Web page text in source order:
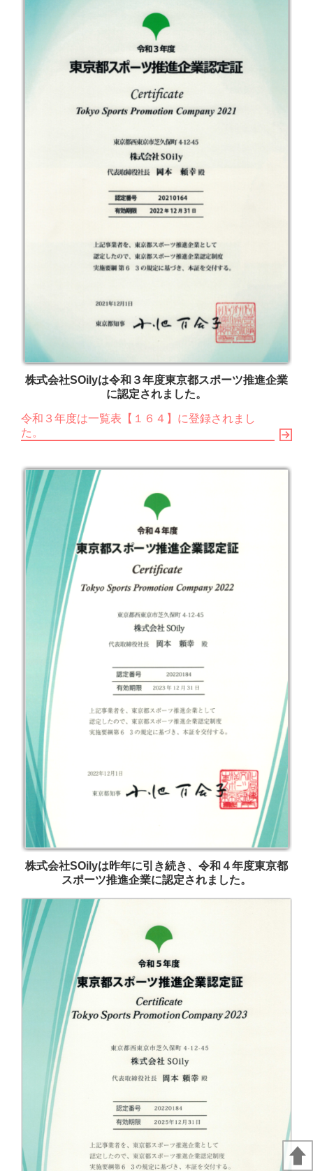
株式会社SOilyは令和３年度東京都スポーツ推進企業
に認定されました。
令和３年度は一覧表【１６４】に登録されまし
た。
株式会社SOilyは昨年に引き続き、令和４年度東京都
スポーツ推進企業に認定されました。